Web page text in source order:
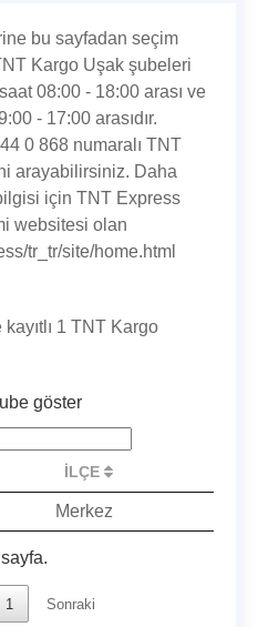
bu sayfadan seçim
Kargo Uşak şubeleri
08:00 - 18:00 arası ve
- 17:00 arasıdır.
0 868 numaralı TNT
arayabilirsiniz. Daha
için TNT Express
websitesi olan
tr_tr/site/home.html
1 TNT Kargo
göster
İLÇE
Merkez
1 Sonraki